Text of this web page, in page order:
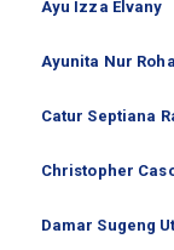
Ayu Izza Elvany
Ayunita Nur
Catur Septiana
Christopher
Damar Sugeng